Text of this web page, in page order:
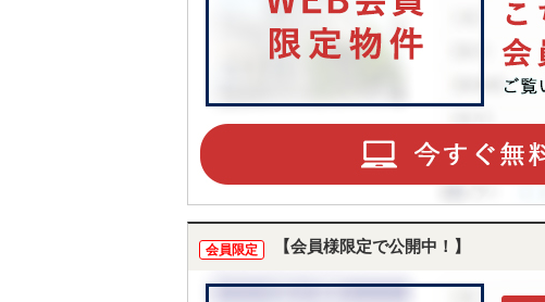
会員限定 【会員様限定で公開中！】